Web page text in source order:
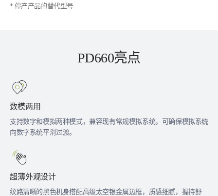
* 停产产品的替代型号
PD660亮点
数模两用
支持数字和模拟两种模式，兼容现有常规模拟系统，可确保模拟系统
向数字系统平滑过渡。
超薄外观设计
纹路清晰的黑色机身搭配高级太空银金属边框，质感细腻，握持舒